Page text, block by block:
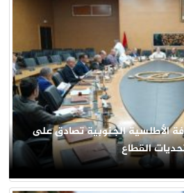
الأطلسية الجنوبية تصادق على
القطاع